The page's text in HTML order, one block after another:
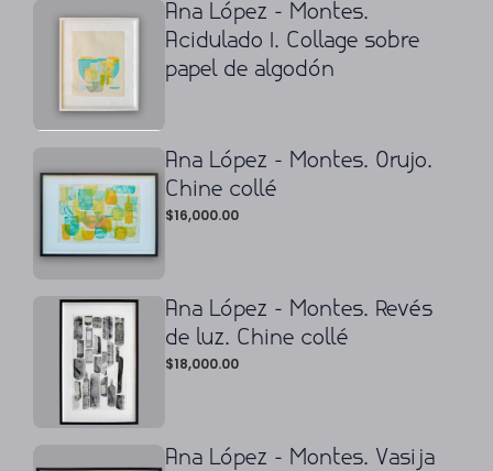
Ana López - Montes.
Acidulado I. Collage sobre
papel de algodón
Ana López - Montes. Orujo.
Chine collé
$16,000.00
Ana López - Montes. Revés
de luz. Chine collé
$18,000.00
Ana López - Montes. Vasija